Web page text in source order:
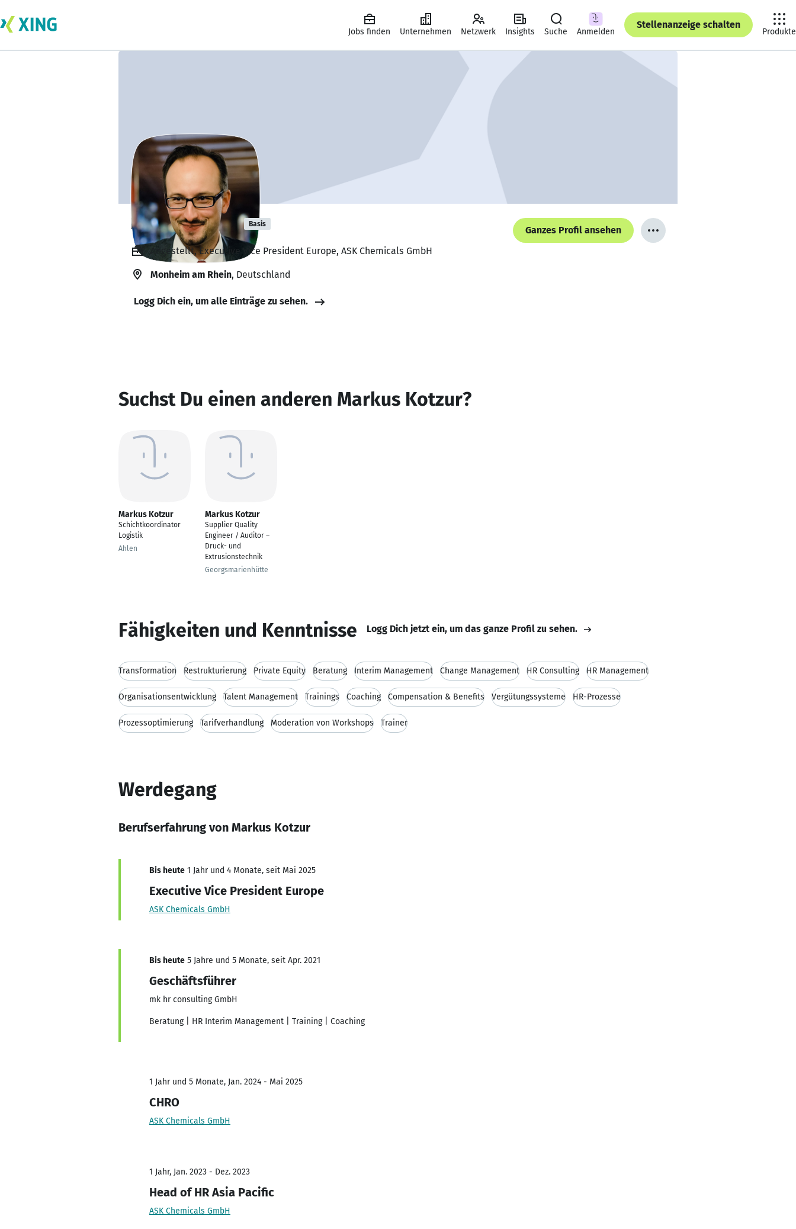
Jobs finden Unternehmen Netzwerk Insights Suche Anmelden
Stellenanzeige schalten
Produkte
Markus Kotzur Basis
Ganzes Profil ansehen
Angestellt, Executive Vice President Europe, ASK Chemicals GmbH
Monheim am Rhein, Deutschland
Logg Dich ein, um alle Einträge zu sehen.
Suchst Du einen anderen Markus Kotzur?
Markus Kotzur
Schichtkoordinator
Logistik
Ahlen
Markus Kotzur
Supplier Quality
Engineer / Auditor –
Druck- und
Extrusionstechnik
Georgsmarienhütte
Fähigkeiten und Kenntnisse Logg Dich jetzt ein, um das ganze Profil zu sehen.
Transformation Restrukturierung Private Equity Beratung Interim Management Change Management HR Consulting HR Management
Organisationsentwicklung Talent Management Trainings Coaching Compensation & Benefits Vergütungssysteme HR-Prozesse
Prozessoptimierung Tarifverhandlung Moderation von Workshops Trainer
Werdegang
Berufserfahrung von Markus Kotzur
Bis heute 1 Jahr und 4 Monate, seit Mai 2025
Executive Vice President Europe
ASK Chemicals GmbH
Bis heute 5 Jahre und 5 Monate, seit Apr. 2021
Geschäftsführer
mk hr consulting GmbH
Beratung | HR Interim Management | Training | Coaching
1 Jahr und 5 Monate, Jan. 2024 - Mai 2025
CHRO
ASK Chemicals GmbH
1 Jahr, Jan. 2023 - Dez. 2023
Head of HR Asia Pacific
ASK Chemicals GmbH